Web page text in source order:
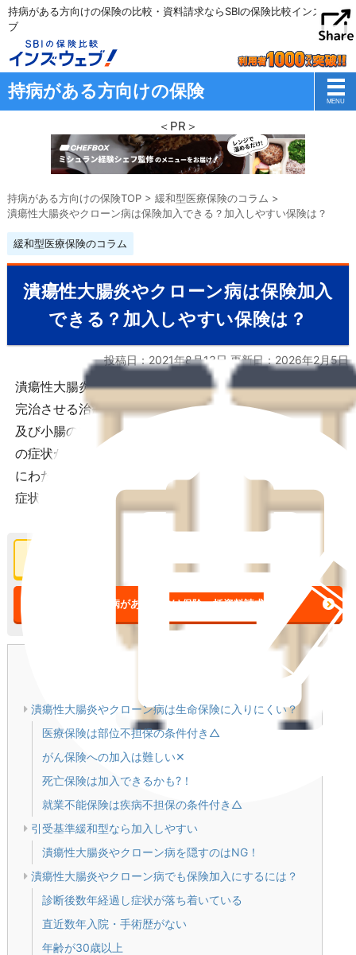
持病がある方向けの保険の比較・資料請求ならSBIの保険比較インズウェ
ブ
持病がある方向けの保険
＜PR＞
持病がある方向けの保険TOP> 緩和型医療保険のコラム >
潰瘍性大腸炎やクローン病は保険加入できる？加入しやすい保険は？
緩和型医療保険のコラム
潰瘍性大腸炎やクローン病は保険加入
できる？加入しやすい保険は？
投稿日：2021年8月13日 更新日： 2026年2月5日
潰瘍性大腸炎とクローン病は、指定難病とされており、
完治させる治療法が見つかっていなない病気です。大腸
及び小腸の粘膜に炎症が起こり、腹痛や下痢、血便など
の症状がありますが、症状のコントロール次第では長期
にわたって寛解を維持することができます。そういった
症状があっても、生命保険に入れるのでしょうか？
持病がある方向け保険一括資料請求
潰瘍性大腸炎やクローン病は生命保険に入りにくい？
医療保険は部位不担保の条件付き△
がん保険への加入は難しい✕
死亡保険は加入できるかも?！
就業不能保険は疾病不担保の条件付き△
引受基準緩和型なら加入しやすい
潰瘍性大腸炎やクローン病を隠すのはNG！
潰瘍性大腸炎やクローン病でも保険加入にするには？
診断後数年経過し症状が落ち着いている
直近数年入院・手術歴がない
年齢が30歳以上